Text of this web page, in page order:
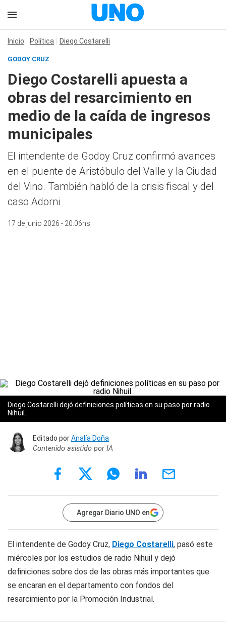
Inicio Política Diego Costarelli
GODOY CRUZ
Diego Costarelli apuesta a
obras del resarcimiento en
medio de la caída de ingresos
municipales
El intendente de Godoy Cruz confirmó avances
en el puente de Aristóbulo del Valle y la Ciudad
del Vino. También habló de la crisis fiscal y del
caso Adorni
17 de junio 2026 - 20:06hs
Diego Costarelli dejó definiciones políticas en su paso por radio
Nihuil.
Editado porAnalía Doña
Contenido asistido por IA
Agregar Diario UNO en
El intendente de Godoy Cruz, Diego Costarelli, pasó este
miércoles por los estudios de radio Nihuil y dejó
definiciones sobre dos de las obras más importantes que
se encaran en el departamento con fondos del
resarcimiento por la Promoción Industrial.